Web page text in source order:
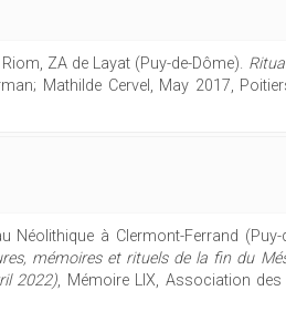
ZA de Layat (Puy-de-Dôme).
Mathilde Cervel, May 2017,
à Clermont-Ferrand
mémoires et rituels de la fin du
2022), Mémoire LIX, Association